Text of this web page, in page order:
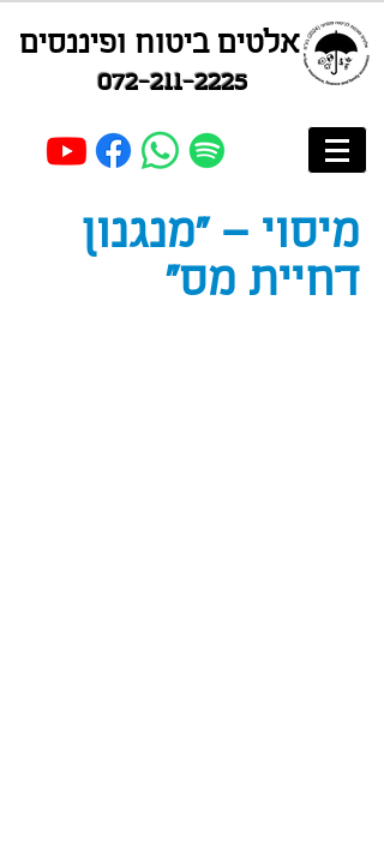
אלטים ביטוח ופיננסים
מיסוי – "מנגנון
דחיית מס"